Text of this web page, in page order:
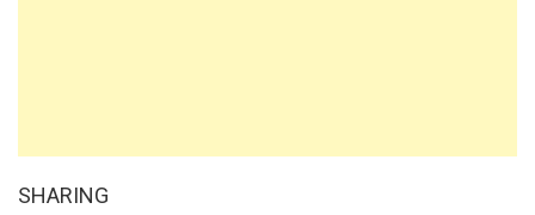
SHARING